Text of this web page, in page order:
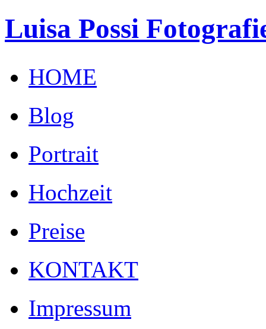
Luisa Possi
HOME
Blog
Portrait
Hochzeit
Preise
KONTAKT
Impressum